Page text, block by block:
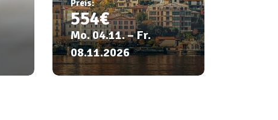
Weitere
Informationen
Preis:
554€
Mo. 04.11. – Fr.
08.11.2026